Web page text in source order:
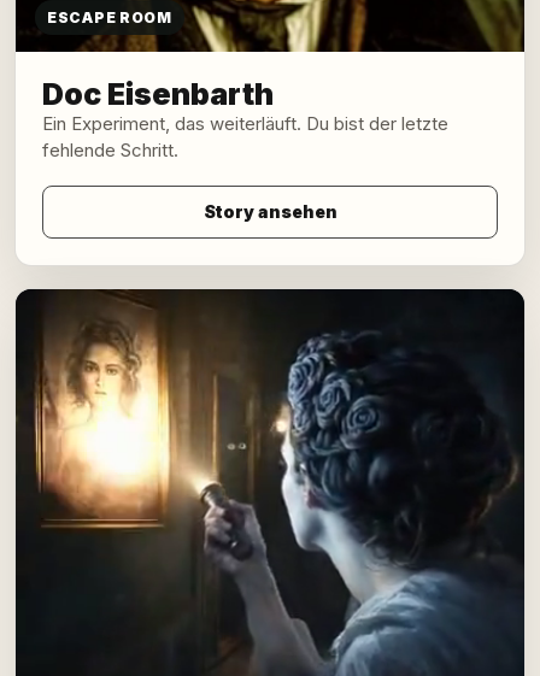
ESCAPE ROOM
Doc Eisenbarth
Ein Experiment, das weiterläuft. Du bist der letzte
fehlende Schritt.
Story ansehen